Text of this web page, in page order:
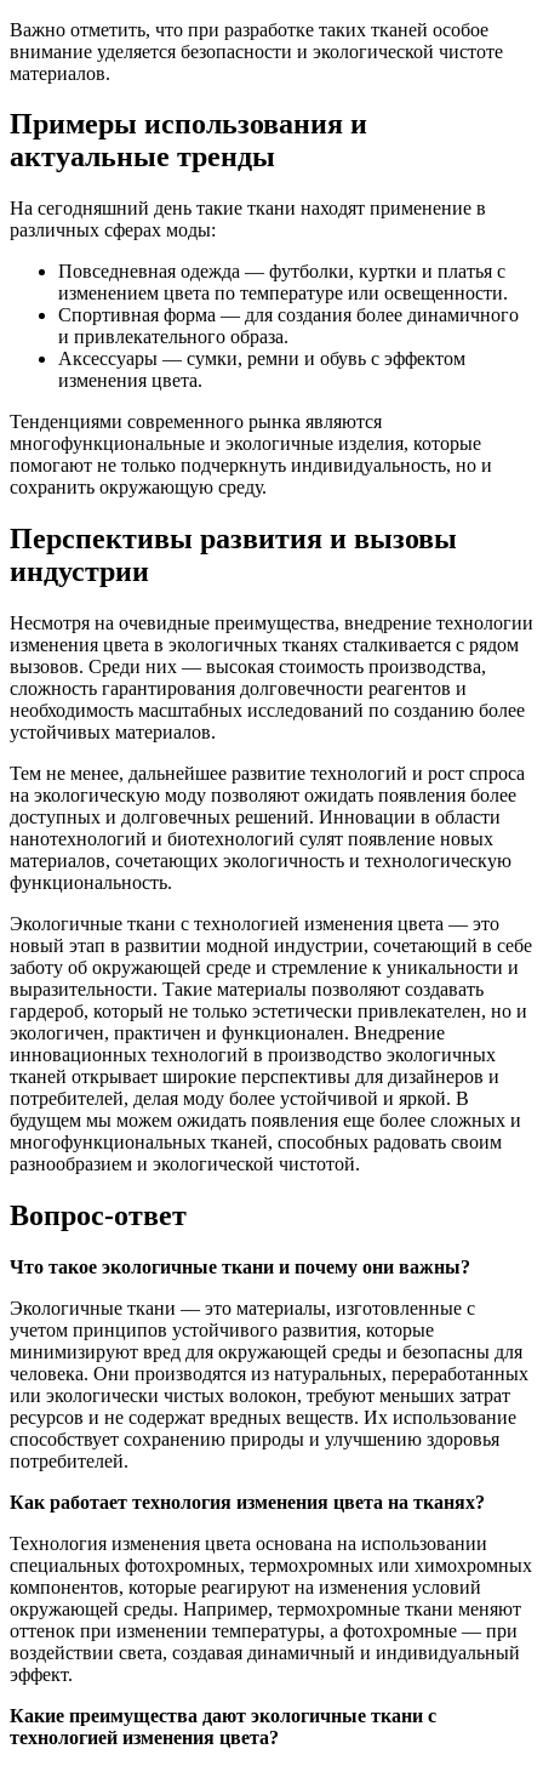
Важно отметить, что при разработке таких тканей особое
внимание уделяется безопасности и экологической чистоте
материалов.
Примеры использования и
актуальные тренды
На сегодняшний день такие ткани находят применение в
различных сферах моды:
Повседневная одежда — футболки, куртки и платья с
изменением цвета по температуре или освещенности.
Спортивная форма — для создания более динамичного
и привлекательного образа.
Аксессуары — сумки, ремни и обувь с эффектом
изменения цвета.
Тенденциями современного рынка являются
многофункциональные и экологичные изделия, которые
помогают не только подчеркнуть индивидуальность, но и
сохранить окружающую среду.
Перспективы развития и вызовы
индустрии
Несмотря на очевидные преимущества, внедрение технологии
изменения цвета в экологичных тканях сталкивается с рядом
вызовов. Среди них — высокая стоимость производства,
сложность гарантирования долговечности реагентов и
необходимость масштабных исследований по созданию более
устойчивых материалов.
Тем не менее, дальнейшее развитие технологий и рост спроса
на экологическую моду позволяют ожидать появления более
доступных и долговечных решений. Инновации в области
нанотехнологий и биотехнологий сулят появление новых
материалов, сочетающих экологичность и технологическую
функциональность.
Экологичные ткани с технологией изменения цвета — это
новый этап в развитии модной индустрии, сочетающий в себе
заботу об окружающей среде и стремление к уникальности и
выразительности. Такие материалы позволяют создавать
гардероб, который не только эстетически привлекателен, но и
экологичен, практичен и функционален. Внедрение
инновационных технологий в производство экологичных
тканей открывает широкие перспективы для дизайнеров и
потребителей, делая моду более устойчивой и яркой. В
будущем мы можем ожидать появления еще более сложных и
многофункциональных тканей, способных радовать своим
разнообразием и экологической чистотой.
Вопрос-ответ
Что такое экологичные ткани и почему они важны?
Экологичные ткани — это материалы, изготовленные с
учетом принципов устойчивого развития, которые
минимизируют вред для окружающей среды и безопасны для
человека. Они производятся из натуральных, переработанных
или экологически чистых волокон, требуют меньших затрат
ресурсов и не содержат вредных веществ. Их использование
способствует сохранению природы и улучшению здоровья
потребителей.
Как работает технология изменения цвета на тканях?
Технология изменения цвета основана на использовании
специальных фотохромных, термохромных или химохромных
компонентов, которые реагируют на изменения условий
окружающей среды. Например, термохромные ткани меняют
оттенок при изменении температуры, а фотохромные — при
воздействии света, создавая динамичный и индивидуальный
эффект.
Какие преимущества дают экологичные ткани с
технологией изменения цвета?